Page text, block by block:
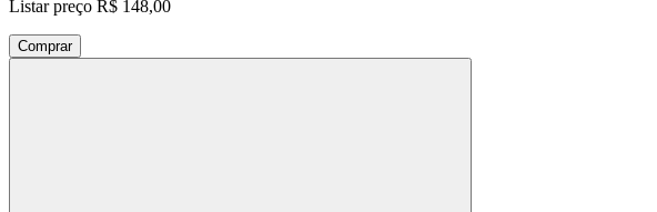
Listar preço R$ 148,00
Comprar